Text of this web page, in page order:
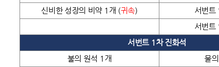
신비한 성장의 비약 1개 (귀속)
서번트
서번트
서번트 1차 진화석
불의 원석 1개
물